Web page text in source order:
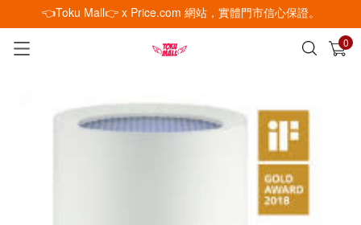
👈Toku Mall👉 x Price.com 網站，實體門市信心保證。
0
已加入購物車 查看